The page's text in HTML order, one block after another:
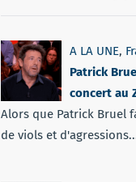
A LA UNE,
Patrick
concert au
Alors que Patrick Bruel
de viols et